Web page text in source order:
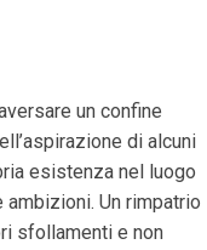
un confine
di alcuni
esistenza nel luogo
Un rimpatrio
sfollamenti e non